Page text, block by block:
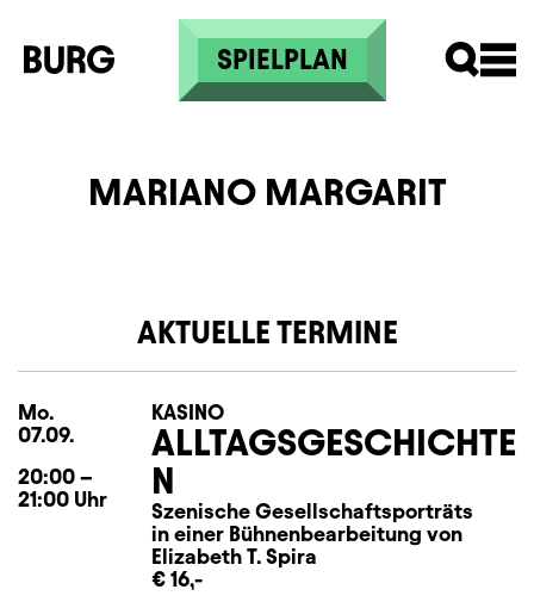
Direkt zum Inhalt
SPIELPLAN
MARIANO MARGARIT
AKTUELLE TERMINE
Mo.
07.09.
20:00 –
21:00 Uhr
KASINO
ALLTAGSGESCHICHTE
N
Szenische Gesellschaftsporträts
in einer Bühnenbearbeitung von
Elizabeth T. Spira
€ 16,-